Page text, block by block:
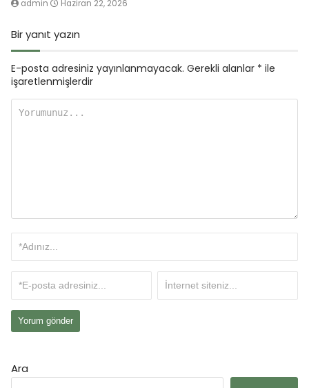
admin Haziran 22, 2026
Bir yanıt yazın
E-posta adresiniz yayınlanmayacak. Gerekli alanlar * ile
işaretlenmişlerdir
Ara